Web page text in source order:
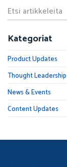
Kategoriat
Product Updates
Thought Leadership
News & Events
Content Updates